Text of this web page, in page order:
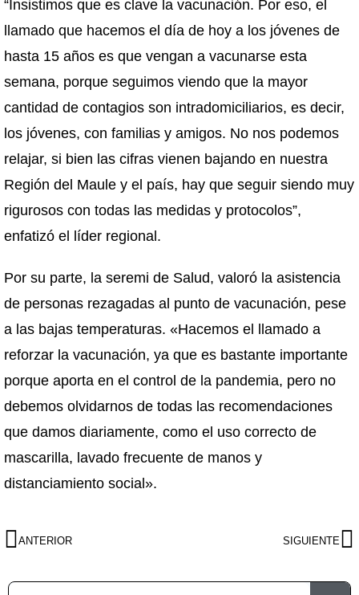
“Insistimos que es clave la vacunación. Por eso, el
llamado que hacemos el día de hoy a los jóvenes de
hasta 15 años es que vengan a vacunarse esta
semana, porque seguimos viendo que la mayor
cantidad de contagios son intradomiciliarios, es decir,
los jóvenes, con familias y amigos. No nos podemos
relajar, si bien las cifras vienen bajando en nuestra
Región del Maule y el país, hay que seguir siendo muy
rigurosos con todas las medidas y protocolos”,
enfatizó el líder regional.
Por su parte, la seremi de Salud, valoró la asistencia
de personas rezagadas al punto de vacunación, pese
a las bajas temperaturas. «Hacemos el llamado a
reforzar la vacunación, ya que es bastante importante
porque aporta en el control de la pandemia, pero no
debemos olvidarnos de todas las recomendaciones
que damos diariamente, como el uso correcto de
mascarilla, lavado frecuente de manos y
distanciamiento social».
ANTERIOR SIGUIENTE